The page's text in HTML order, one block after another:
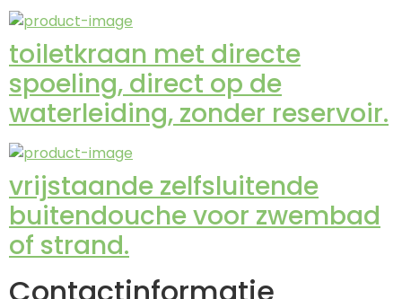
toiletkraan met directe
spoeling, direct op de
waterleiding, zonder reservoir.
vrijstaande zelfsluitende
buitendouche voor zwembad
of strand.